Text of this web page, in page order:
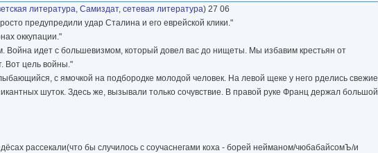
литература, Самиздат, сетевая литература) 27 06
предупредили удар Сталина и его еврейской клики."
оккупации."
идет с большевизмом, который довел вас до нищеты. Мы избавим крестьян от
Вот цель войны."
с ямочкой на подбородке молодой человек. На левой щеке у него рделись свежие
шуток. Здесь же, вызывали только сочувствие. В правой руке Франц держал большой
рассекали(что бы случилось с соучаснегами коха - борей нейманом/чюбабайсомЪ/и